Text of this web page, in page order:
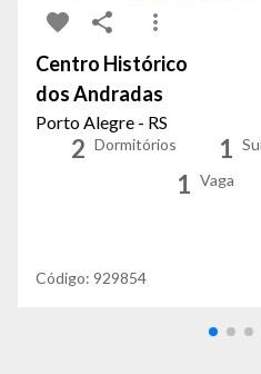
Centro Histórico
dos Andradas
Porto Alegre - RS
2 Dormitórios 1
1 Vaga
Código: 929854